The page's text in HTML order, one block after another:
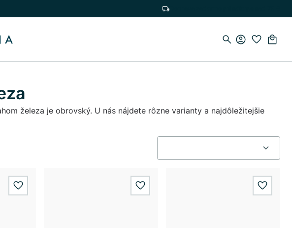
železa je obrovský. U nás nájdete rôzne varianty a najdôležitejšie
wishlist.add wishlist.add